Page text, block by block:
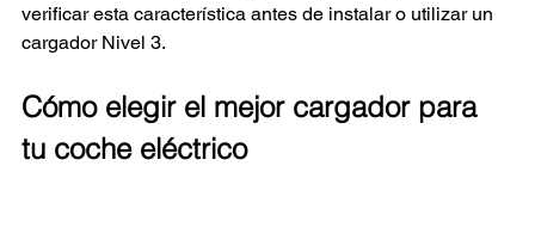
verificar esta característica antes de instalar o utilizar un
cargador Nivel 3.
Cómo elegir el mejor cargador para
tu coche eléctrico